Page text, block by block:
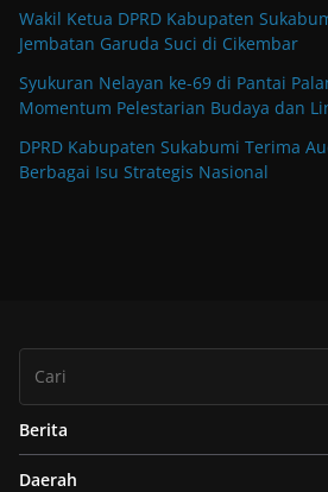
Wakil Ketua DPRD Kabupaten
Jembatan Garuda Suci di Cikembar
Syukuran Nelayan ke-69 di Pantai
Momentum Pelestarian Budaya dan
DPRD Kabupaten Sukabumi Terima
Berbagai Isu Strategis Nasional
Berita
Daerah